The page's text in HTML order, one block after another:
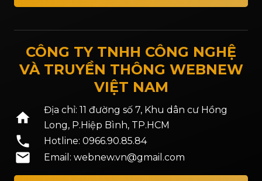
CÔNG TY TNHH CÔNG NGHỆ
VÀ TRUYỀN THÔNG WEBNEW
VIỆT NAM
home
Địa chỉ: 11 đường số 7, Khu dân cư Hồng
Long, P.Hiệp Bình, TP.HCM
phone Hotline: 0966.90.85.84
mail Email: webnew.vn@gmail.com